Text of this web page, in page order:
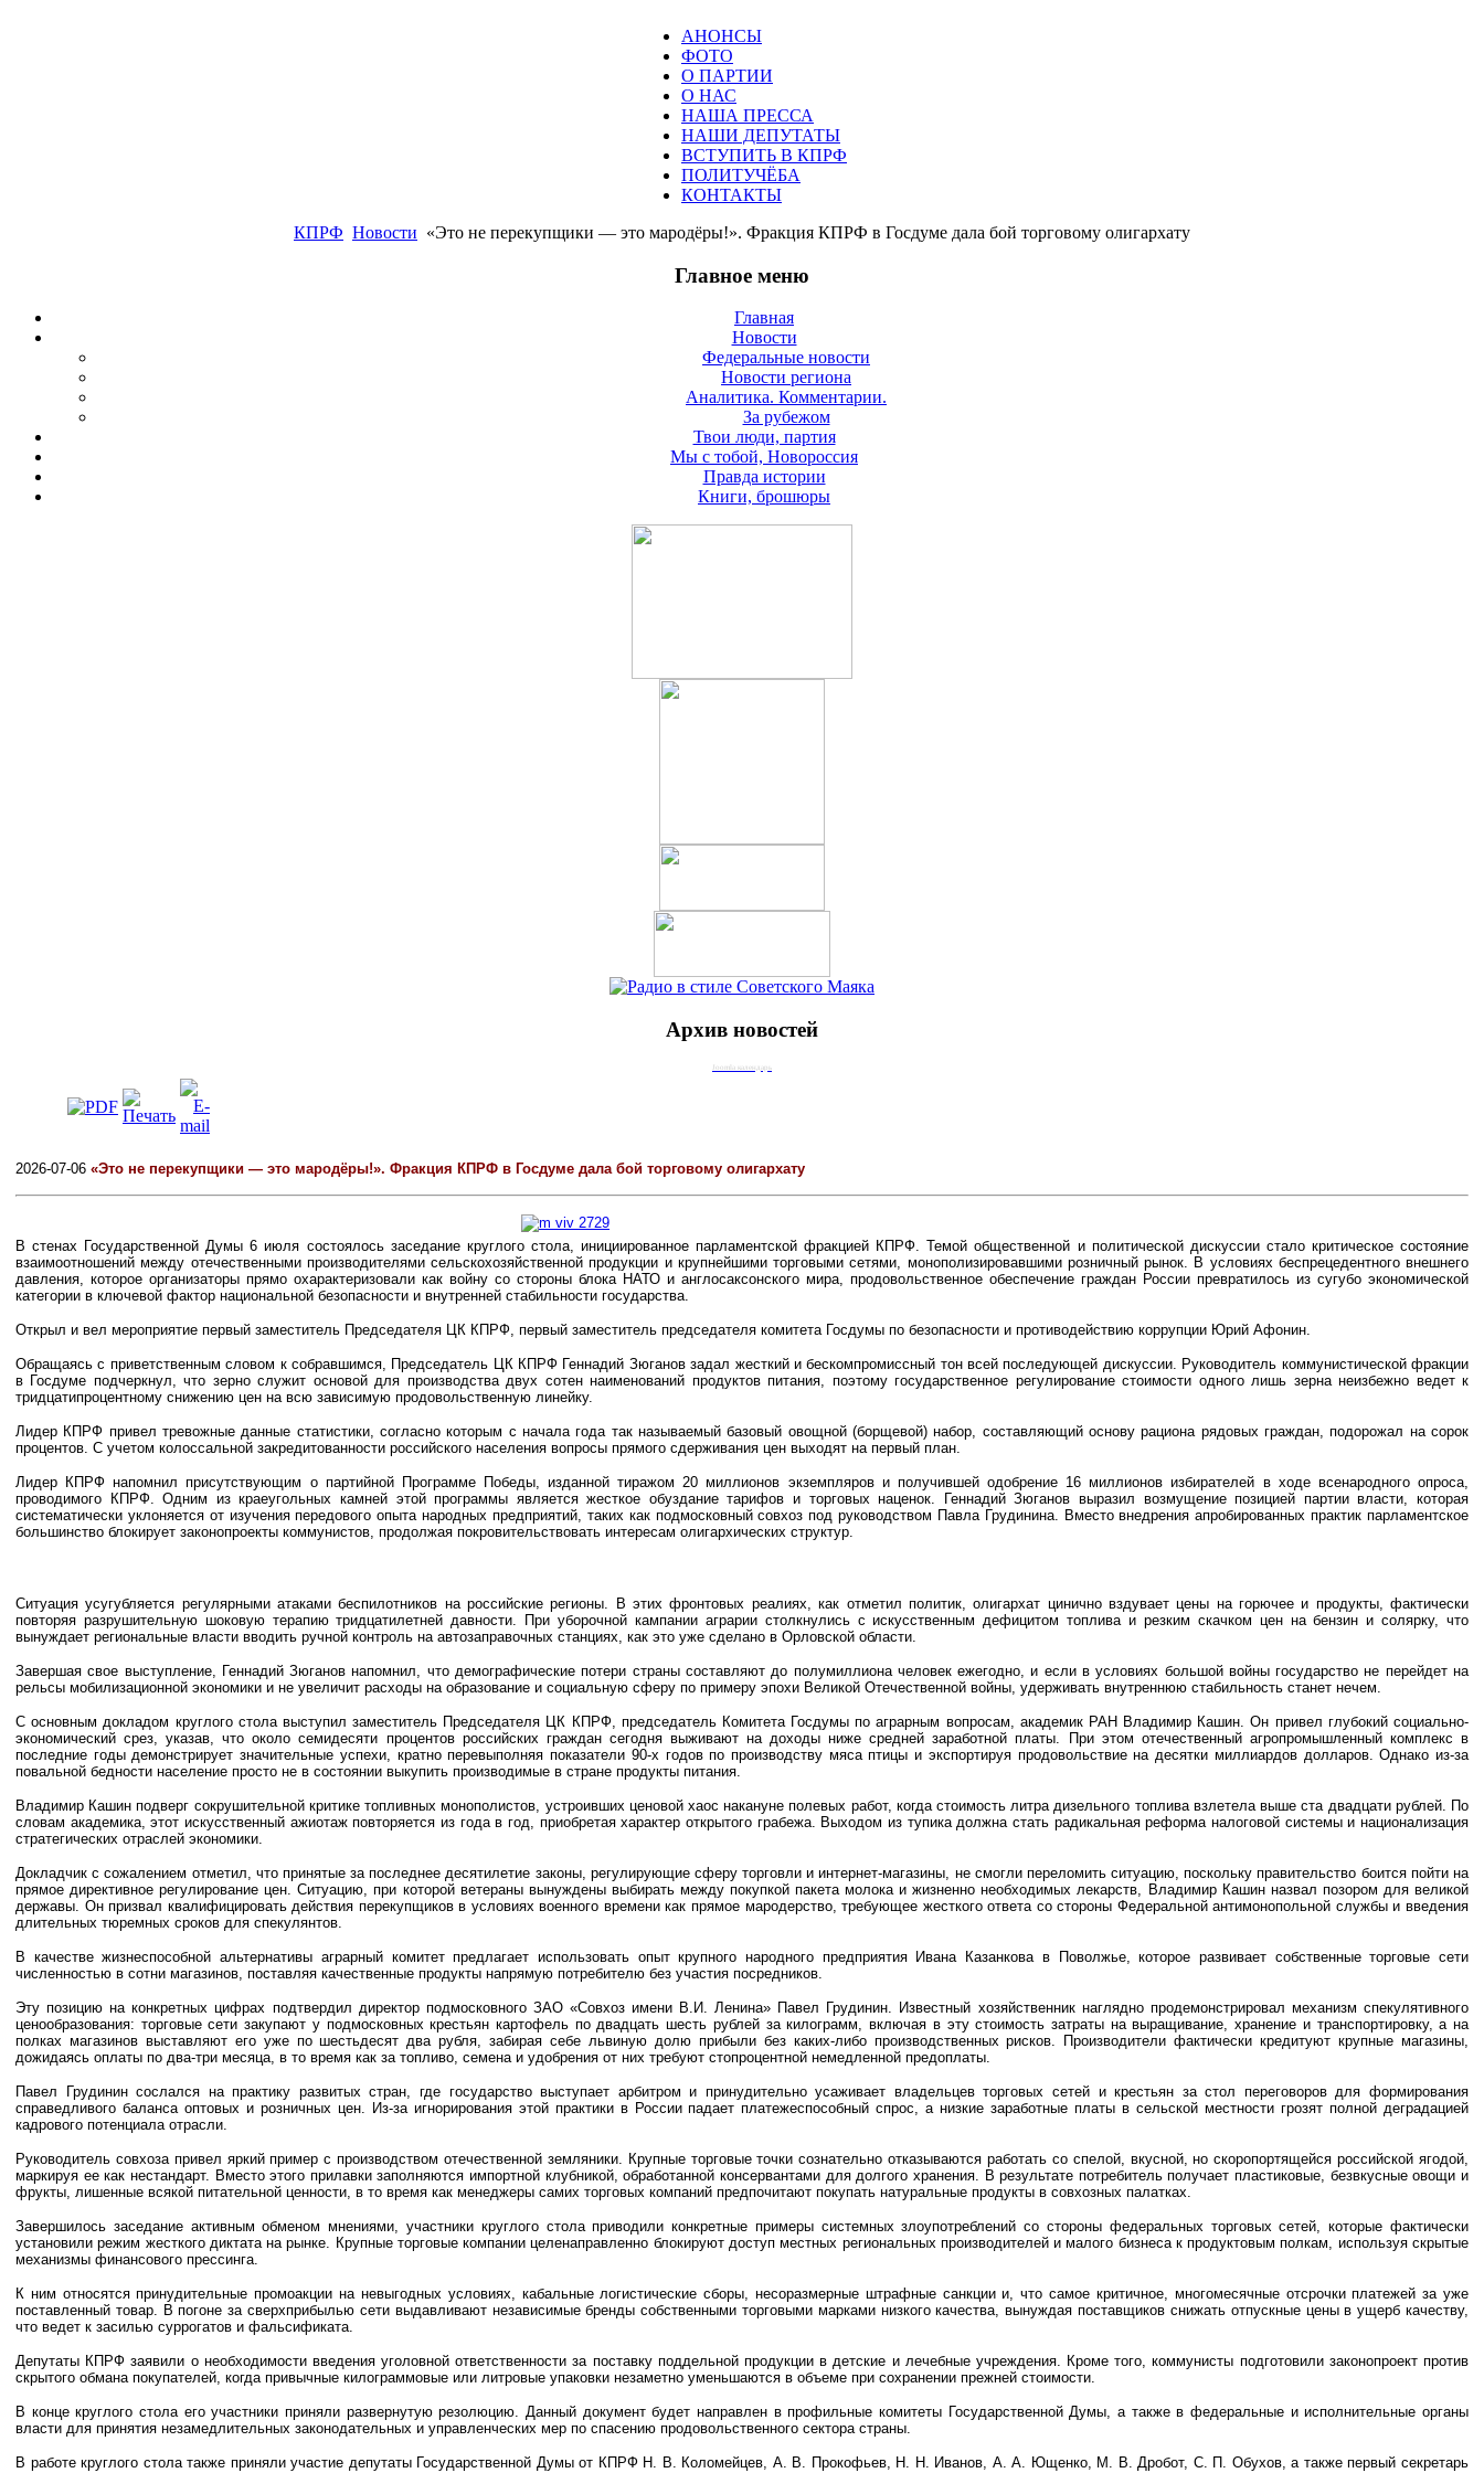
АНОНСЫ
ФОТО
О ПАРТИИ
О НАС
НАША ПРЕССА
НАШИ ДЕПУТАТЫ
ВСТУПИТЬ В КПРФ
ПОЛИТУЧЁБА
КОНТАКТЫ
КПРФ Новости «Это не перекупщики — это мародёры!». Фракция КПРФ в Госдуме дала бой торговому олигархату
Главное меню
Главная
Новости
Федеральные новости
Новости региона
Аналитика. Комментарии.
За рубежом
Твои люди, партия
Мы с тобой, Новороссия
Правда истории
Книги, брошюры
Архив новостей
Joomla календарь
2026-07-06 «Это не перекупщики — это мародёры!». Фракция КПРФ в Госдуме дала бой торговому олигархату
В стенах Государственной Думы 6 июля состоялось заседание круглого стола, инициированное парламентской фракцией КПРФ. Темой общественной и политической дискуссии стало критическое состояние
взаимоотношений между отечественными производителями сельскохозяйственной продукции и крупнейшими торговыми сетями, монополизировавшими розничный рынок. В условиях беспрецедентного внешнего
давления, которое организаторы прямо охарактеризовали как войну со стороны блока НАТО и англосаксонского мира, продовольственное обеспечение граждан России превратилось из сугубо экономической
категории в ключевой фактор национальной безопасности и внутренней стабильности государства.
Открыл и вел мероприятие первый заместитель Председателя ЦК КПРФ, первый заместитель председателя комитета Госдумы по безопасности и противодействию коррупции Юрий Афонин.
Обращаясь с приветственным словом к собравшимся, Председатель ЦК КПРФ Геннадий Зюганов задал жесткий и бескомпромиссный тон всей последующей дискуссии. Руководитель коммунистической фракции
в Госдуме подчеркнул, что зерно служит основой для производства двух сотен наименований продуктов питания, поэтому государственное регулирование стоимости одного лишь зерна неизбежно ведет к
тридцатипроцентному снижению цен на всю зависимую продовольственную линейку.
Лидер КПРФ привел тревожные данные статистики, согласно которым с начала года так называемый базовый овощной (борщевой) набор, составляющий основу рациона рядовых граждан, подорожал на сорок
процентов. С учетом колоссальной закредитованности российского населения вопросы прямого сдерживания цен выходят на первый план.
Лидер КПРФ напомнил присутствующим о партийной Программе Победы, изданной тиражом 20 миллионов экземпляров и получившей одобрение 16 миллионов избирателей в ходе всенародного опроса,
проводимого КПРФ. Одним из краеугольных камней этой программы является жесткое обуздание тарифов и торговых наценок. Геннадий Зюганов выразил возмущение позицией партии власти, которая
систематически уклоняется от изучения передового опыта народных предприятий, таких как подмосковный совхоз под руководством Павла Грудинина. Вместо внедрения апробированных практик парламентское
большинство блокирует законопроекты коммунистов, продолжая покровительствовать интересам олигархических структур.
Ситуация усугубляется регулярными атаками беспилотников на российские регионы. В этих фронтовых реалиях, как отметил политик, олигархат цинично вздувает цены на горючее и продукты, фактически
повторяя разрушительную шоковую терапию тридцатилетней давности. При уборочной кампании аграрии столкнулись с искусственным дефицитом топлива и резким скачком цен на бензин и солярку, что
вынуждает региональные власти вводить ручной контроль на автозаправочных станциях, как это уже сделано в Орловской области.
Завершая свое выступление, Геннадий Зюганов напомнил, что демографические потери страны составляют до полумиллиона человек ежегодно, и если в условиях большой войны государство не перейдет на
рельсы мобилизационной экономики и не увеличит расходы на образование и социальную сферу по примеру эпохи Великой Отечественной войны, удерживать внутреннюю стабильность станет нечем.
С основным докладом круглого стола выступил заместитель Председателя ЦК КПРФ, председатель Комитета Госдумы по аграрным вопросам, академик РАН Владимир Кашин. Он привел глубокий социально-
экономический срез, указав, что около семидесяти процентов российских граждан сегодня выживают на доходы ниже средней заработной платы. При этом отечественный агропромышленный комплекс в
последние годы демонстрирует значительные успехи, кратно перевыполняя показатели 90-х годов по производству мяса птицы и экспортируя продовольствие на десятки миллиардов долларов. Однако из-за
повальной бедности население просто не в состоянии выкупить производимые в стране продукты питания.
Владимир Кашин подверг сокрушительной критике топливных монополистов, устроивших ценовой хаос накануне полевых работ, когда стоимость литра дизельного топлива взлетела выше ста двадцати рублей. По
словам академика, этот искусственный ажиотаж повторяется из года в год, приобретая характер открытого грабежа. Выходом из тупика должна стать радикальная реформа налоговой системы и национализация
стратегических отраслей экономики.
Докладчик с сожалением отметил, что принятые за последнее десятилетие законы, регулирующие сферу торговли и интернет-магазины, не смогли переломить ситуацию, поскольку правительство боится пойти на
прямое директивное регулирование цен. Ситуацию, при которой ветераны вынуждены выбирать между покупкой пакета молока и жизненно необходимых лекарств, Владимир Кашин назвал позором для великой
державы. Он призвал квалифицировать действия перекупщиков в условиях военного времени как прямое мародерство, требующее жесткого ответа со стороны Федеральной антимонопольной службы и введения
длительных тюремных сроков для спекулянтов.
В качестве жизнеспособной альтернативы аграрный комитет предлагает использовать опыт крупного народного предприятия Ивана Казанкова в Поволжье, которое развивает собственные торговые сети
численностью в сотни магазинов, поставляя качественные продукты напрямую потребителю без участия посредников.
Эту позицию на конкретных цифрах подтвердил директор подмосковного ЗАО «Совхоз имени В.И. Ленина» Павел Грудинин. Известный хозяйственник наглядно продемонстрировал механизм спекулятивного
ценообразования: торговые сети закупают у подмосковных крестьян картофель по двадцать шесть рублей за килограмм, включая в эту стоимость затраты на выращивание, хранение и транспортировку, а на
полках магазинов выставляют его уже по шестьдесят два рубля, забирая себе львиную долю прибыли без каких-либо производственных рисков. Производители фактически кредитуют крупные магазины,
дожидаясь оплаты по два-три месяца, в то время как за топливо, семена и удобрения от них требуют стопроцентной немедленной предоплаты.
Павел Грудинин сослался на практику развитых стран, где государство выступает арбитром и принудительно усаживает владельцев торговых сетей и крестьян за стол переговоров для формирования
справедливого баланса оптовых и розничных цен. Из-за игнорирования этой практики в России падает платежеспособный спрос, а низкие заработные платы в сельской местности грозят полной деградацией
кадрового потенциала отрасли.
Руководитель совхоза привел яркий пример с производством отечественной земляники. Крупные торговые точки сознательно отказываются работать со спелой, вкусной, но скоропортящейся российской ягодой,
маркируя ее как нестандарт. Вместо этого прилавки заполняются импортной клубникой, обработанной консервантами для долгого хранения. В результате потребитель получает пластиковые, безвкусные овощи и
фрукты, лишенные всякой питательной ценности, в то время как менеджеры самих торговых компаний предпочитают покупать натуральные продукты в совхозных палатках.
Завершилось заседание активным обменом мнениями, участники круглого стола приводили конкретные примеры системных злоупотреблений со стороны федеральных торговых сетей, которые фактически
установили режим жесткого диктата на рынке. Крупные торговые компании целенаправленно блокируют доступ местных региональных производителей и малого бизнеса к продуктовым полкам, используя скрытые
механизмы финансового прессинга.
К ним относятся принудительные промоакции на невыгодных условиях, кабальные логистические сборы, несоразмерные штрафные санкции и, что самое критичное, многомесячные отсрочки платежей за уже
поставленный товар. В погоне за сверхприбылью сети выдавливают независимые бренды собственными торговыми марками низкого качества, вынуждая поставщиков снижать отпускные цены в ущерб качеству,
что ведет к засилью суррогатов и фальсификата.
Депутаты КПРФ заявили о необходимости введения уголовной ответственности за поставку поддельной продукции в детские и лечебные учреждения. Кроме того, коммунисты подготовили законопроект против
скрытого обмана покупателей, когда привычные килограммовые или литровые упаковки незаметно уменьшаются в объеме при сохранении прежней стоимости.
В конце круглого стола его участники приняли развернутую резолюцию. Данный документ будет направлен в профильные комитеты Государственной Думы, а также в федеральные и исполнительные органы
власти для принятия незамедлительных законодательных и управленческих мер по спасению продовольственного сектора страны.
В работе круглого стола также приняли участие депутаты Государственной Думы от КПРФ Н. В. Коломейцев, А. В. Прокофьев, Н. Н. Иванов, А. А. Ющенко, М. В. Дробот, С. П. Обухов, а также первый секретарь